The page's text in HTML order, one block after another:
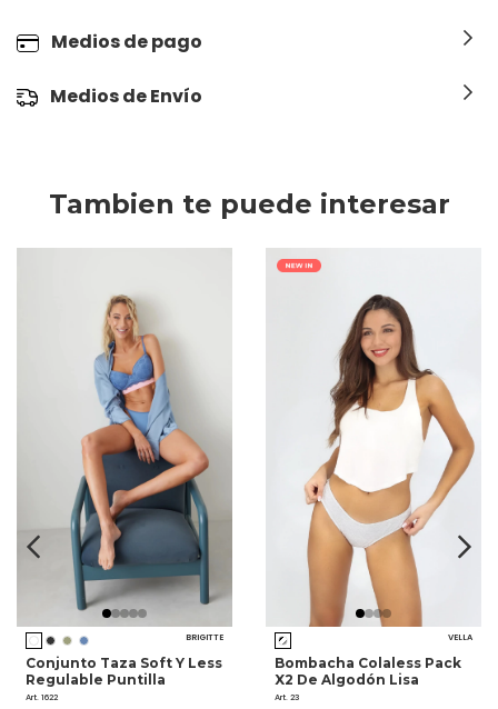
Medios de pago
Medios de Envío
Tambien te puede interesar
BRIGITTE
Conjunto Taza Soft Y Less
Regulable Puntilla
Art. 1622
VELLA
Bombacha Colaless Pack
X2 De Algodón Lisa
Art. 23